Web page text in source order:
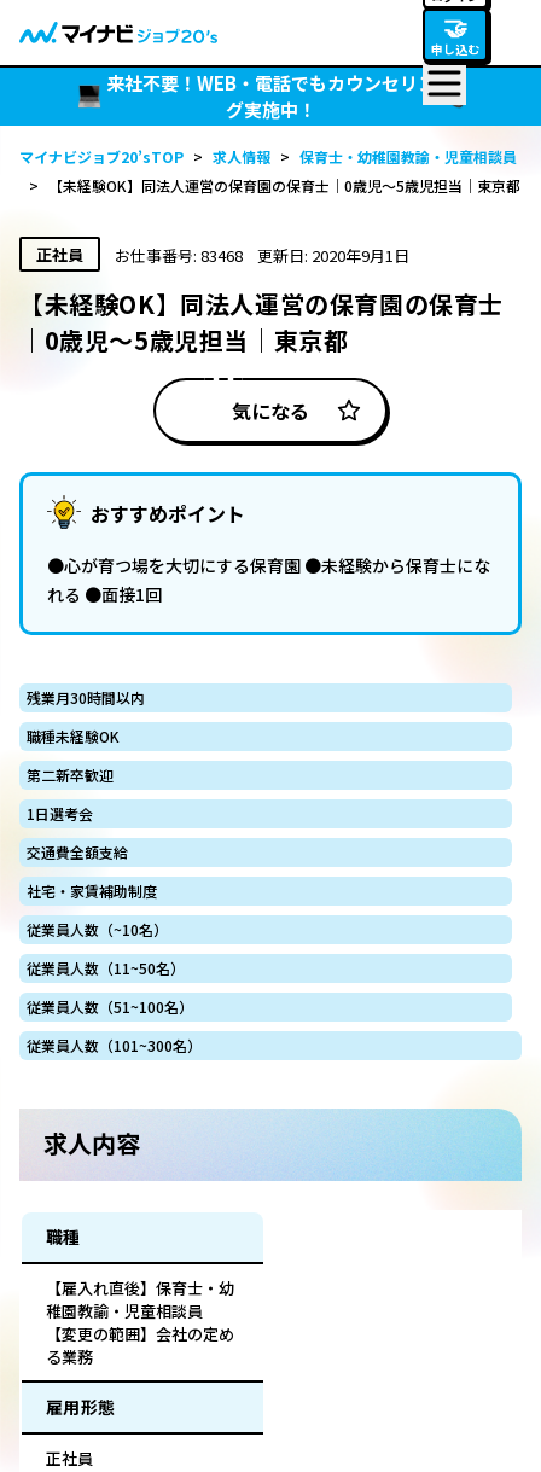
🤝
申し込む
来社不要！WEB・電話でもカウンセリン
グ実施中！
マイナビジョブ20’sTOP > 求人情報 > 保育士・幼稚園教諭・児童相談員
>
【未経験OK】同法人運営の保育園の保育士｜0歳児～5歳児担当｜東京都
正社員 お仕事番号: 83468 更新日: 2020年9月1日
【未経験OK】同法人運営の保育園の保育士
｜0歳児～5歳児担当｜東京都
気になる
おすすめポイント
●心が育つ場を大切にする保育園 ●未経験から保育士にな
れる ●面接1回
残業月30時間以内
職種未経験OK
第二新卒歓迎
1日選考会
交通費全額支給
社宅・家賃補助制度
従業員人数（~10名）
従業員人数（11~50名）
従業員人数（51~100名）
従業員人数（101~300名）
求人内容
職種
【雇入れ直後】保育士・幼
稚園教諭・児童相談員
【変更の範囲】会社の定め
る業務
雇用形態
正社員